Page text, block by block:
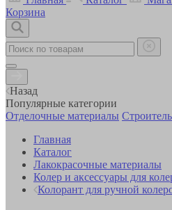
Корзина
Назад
Популярные категории
Отделочные материалы
Главная
Каталог
Лакокрасочные материалы
Колер и аксессуары для
Колорант для ручной